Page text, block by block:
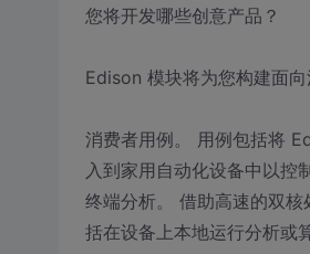
您将开发哪些创意产品？
Edison 模块将为您构建面
消费者用例。 用例包括将
入到家用自动化设备中以控
终端分析。 借助高速的双
括在设备上本地运行分析或